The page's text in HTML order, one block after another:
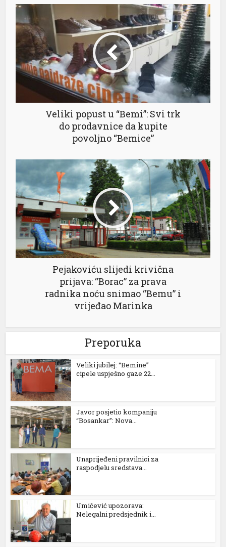
Veliki popust u “Bemi”: Svi trk
do prodavnice da kupite
povoljno “Bemice”
Pejakoviću slijedi krivična
prijava: “Borac” za prava
radnika noću snimao “Bemu” i
vrijeđao Marinka
Preporuka
Veliki jubilej: “Bemine”
cipele uspješno gaze 22...
Javor posjetio kompaniju
“Bosankar”: Nova...
Unaprijeđeni pravilnici za
raspodjelu sredstava...
Umičević upozorava:
Nelegalni predsjednik i...